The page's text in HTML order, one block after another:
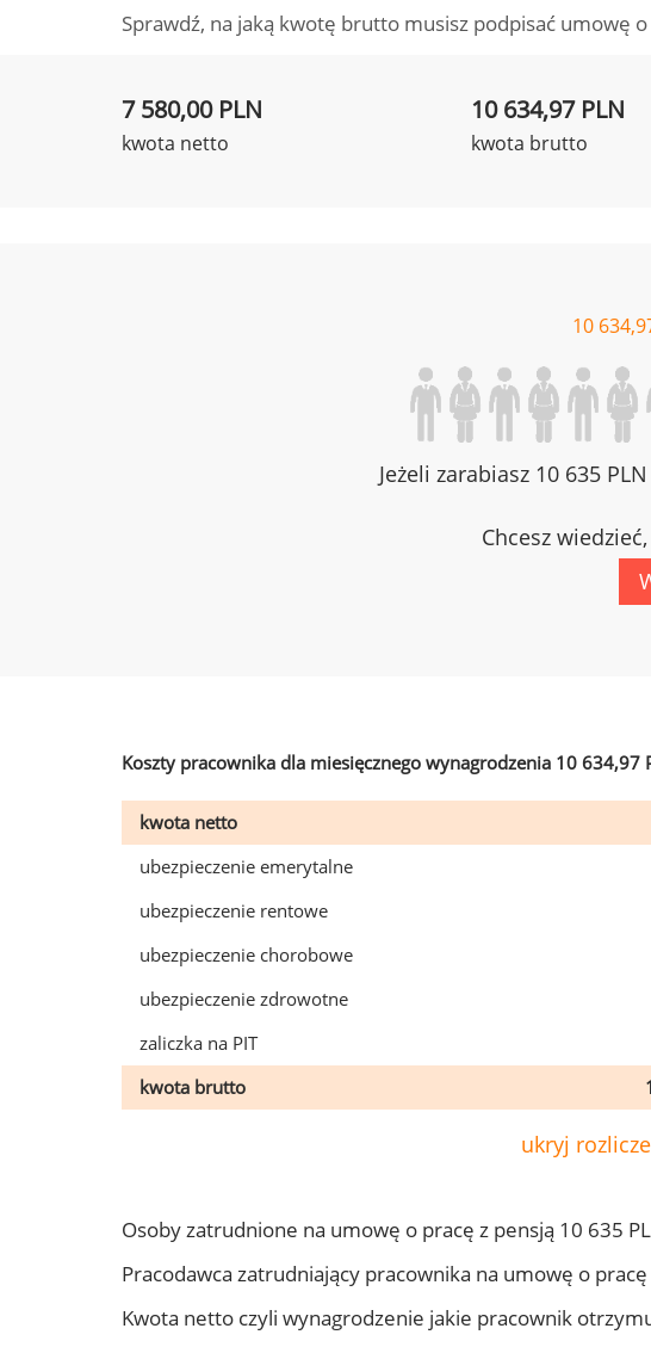
Sprawdź, na jaką kwotę brutto musisz podpisać umowę
7 580,00 PLN
kwota netto
10 634,97 PLN
kwota brutto
10
Jeżeli zarabiasz 10 635
Chcesz
Koszty pracownika dla miesięcznego wynagrodzenia 10 634,97
kwota netto
ubezpieczenie emerytalne
ubezpieczenie rentowe
ubezpieczenie chorobowe
ubezpieczenie zdrowotne
zaliczka na PIT
kwota brutto
ukryj
Osoby zatrudnione na umowę o pracę z pensją 10 635
Pracodawca zatrudniający pracownika na umowę o
Kwota netto czyli wynagrodzenie jakie pracownik